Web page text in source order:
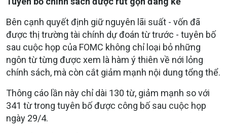
Bên cạnh quyết định giữ nguyên lãi suất - vốn đã
được thị trường tài chính dự đoán từ trước - tuyên bố
sau cuộc họp của FOMC không chỉ loại bỏ những
ngôn từ từng được xem là hàm ý thiên về nới lỏng
chính sách, mà còn cắt giảm mạnh nội dung tổng thể.
Thông cáo lần này chỉ dài 130 từ, giảm mạnh so với
341 từ trong tuyên bố được công bố sau cuộc họp
ngày 29/4.